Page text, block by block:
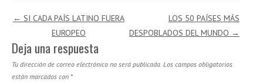
Navegación de entradas
← SI CADA PAÍS LATINO FUERA
EUROPEO
LOS 50 PAÍSES MÁS
DESPOBLADOS DEL MUNDO →
Deja una respuesta
Tu dirección de correo electrónico no será publicada. Los campos obligatorios
están marcados con *